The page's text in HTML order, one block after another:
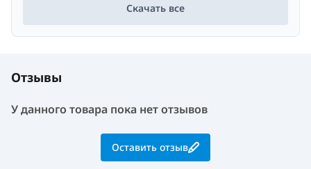
Скачать все
Отзывы
У данного товара пока нет отзывов
Оставить отзыв